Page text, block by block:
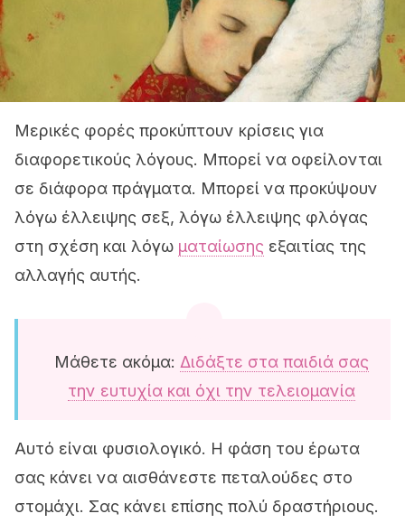
Μερικές φορές προκύπτουν κρίσεις για
διαφορετικούς λόγους. Μπορεί να οφείλονται
σε διάφορα πράγματα. Μπορεί να προκύψουν
λόγω έλλειψης σεξ, λόγω έλλειψης φλόγας
στη σχέση και λόγω ματαίωσης εξαιτίας της
αλλαγής αυτής.
Μάθετε ακόμα: Διδάξτε στα παιδιά σας
την ευτυχία και όχι την τελειομανία
Αυτό είναι φυσιολογικό. Η φάση του έρωτα
σας κάνει να αισθάνεστε πεταλούδες στο
στομάχι. Σας κάνει επίσης πολύ δραστήριους.